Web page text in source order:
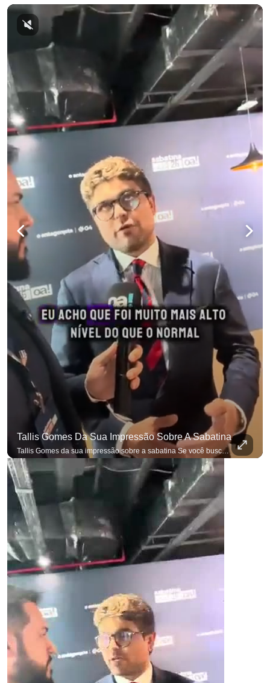
Tallis Gomes Da Sua Impressão Sobre A Sabatina
Tallis Gomes da sua impressão sobre a sabatina Se você busca informação com credibilidade, inscreva-se agora e ative o